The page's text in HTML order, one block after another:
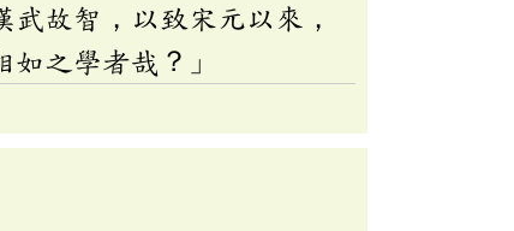
故智，以致宋元以來，
之學者哉？」